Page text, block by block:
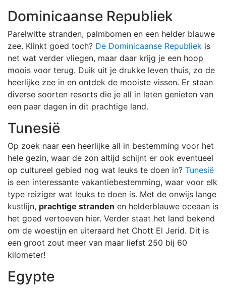
Dominicaanse Republiek
Parelwitte stranden, palmbomen en een helder blauwe
zee. Klinkt goed toch? De Dominicaanse Republiek is
net wat verder vliegen, maar daar krijg je een hoop
moois voor terug. Duik uit je drukke leven thuis, zo de
heerlijke zee in en ontdek de mooiste vissen. Er staan
diverse soorten resorts die je all in laten genieten van
een paar dagen in dit prachtige land.
Tunesië
Op zoek naar een heerlijke all in bestemming voor het
hele gezin, waar de zon altijd schijnt er ook eventueel
op cultureel gebied nog wat leuks te doen in? Tunesië
is een interessante vakantiebestemming, waar voor elk
type reiziger wat leuks te doen is. Met de onwijs lange
kustlijn, prachtige stranden en helderblauwe oceaan is
het goed vertoeven hier. Verder staat het land bekend
om de woestijn en uiteraard het Chott El Jerid. Dit is
een groot zout meer van maar liefst 250 bij 60
kilometer!
Egypte